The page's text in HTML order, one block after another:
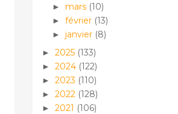
► mars (10)
► février (13)
► janvier (8)
► 2025 (133)
► 2024 (122)
► 2023 (110)
► 2022 (128)
► 2021 (106)